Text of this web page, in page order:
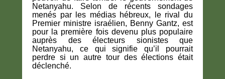
Netanyahu. Selon de récents sondages
menés par les médias hébreux, le rival du
Premier ministre israélien, Benny Gantz, est
pour la première fois devenu plus populaire
auprès des électeurs sionistes que
Netanyahu, ce qui signifie qu’il pourrait
perdre si un autre tour des élections était
déclenché.